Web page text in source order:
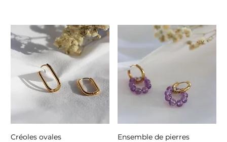
Créoles ovales
Ensemble de pierres